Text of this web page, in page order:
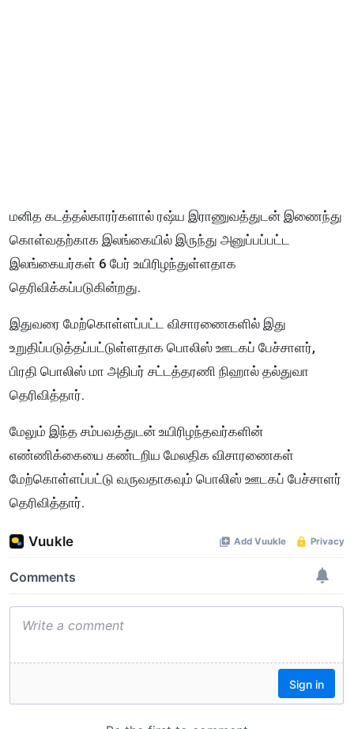
மனித கடத்தல்காரர்களால் ரஷ்ய இராணுவத்துடன் இணைந்து
கொள்வதற்காக இலங்கையில் இருந்து அனுப்பப்பட்ட
இலங்கையர்கள் 6 பேர் உயிரிழந்துள்ளதாக
தெரிவிக்கப்படுகின்றது.
இதுவரை மேற்கொள்ளப்பட்ட விசாரணைகளில் இது
உறுதிப்படுத்தப்பட்டுள்ளதாக பொலிஸ் ஊடகப் பேச்சாளர்,
பிரதி பொலிஸ் மா அதிபர் சட்டத்தரணி நிஹால் தல்துவா
தெரிவித்தார்.
மேலும் இந்த சம்பவத்துடன் உயிரிழந்தவர்களின்
எண்ணிக்கையை கண்டறிய மேலதிக விசாரணைகள்
மேற்கொள்ளப்பட்டு வருவதாகவும் பொலிஸ் ஊடகப் பேச்சாளர்
தெரிவித்தார்.